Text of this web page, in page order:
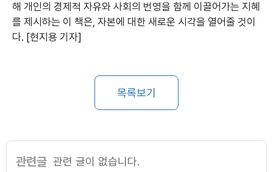
해 개인의 경제적 자유와 사회의 번영을 함께 이끌어가는 지혜
를 제시하는 이 책은, 자본에 대한 새로운 시각을 열어줄 것이
다. [현지용 기자]
목록보기
관련글 관련 글이 없습니다.